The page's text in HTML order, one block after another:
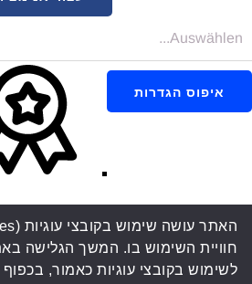
איפוס הגדרות
חוויית השימוש בו. המשך הגלישה
לשימוש בקובצי עוגיות כאמור, בכפוף